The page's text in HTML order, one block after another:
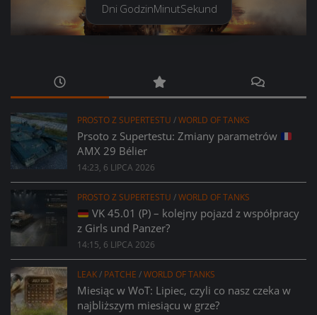
Dni GodzinMinutSekund
PROSTO Z SUPERTESTU /WORLD OF TANKS
Prsoto z Supertestu: Zmiany parametrów
AMX 29 Bélier
14:23, 6 LIPCA 2026
PROSTO Z SUPERTESTU /WORLD OF TANKS
VK 45.01 (P) – kolejny pojazd z współpracy
z Girls und Panzer?
14:15, 6 LIPCA 2026
LEAK/ PATCHE /WORLD OF TANKS
Miesiąc w WoT: Lipiec, czyli co nasz czeka w
najbliższym miesiącu w grze?